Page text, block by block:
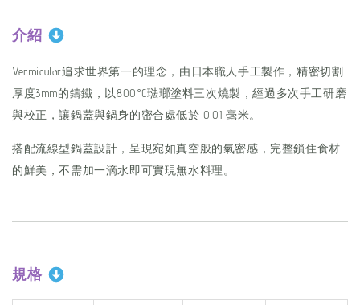
介紹
Vermicular追求世界第一的理念，由日本職人手工製作，精密切割
厚度3mm的鑄鐵，以800°C琺瑯塗料三次燒製，經過多次手工研磨
與校正，讓鍋蓋與鍋身的密合處低於 0.01 毫米。
搭配流線型鍋蓋設計，呈現宛如真空般的氣密感，完整鎖住食材
的鮮美，不需加一滴水即可實現無水料理。
規格